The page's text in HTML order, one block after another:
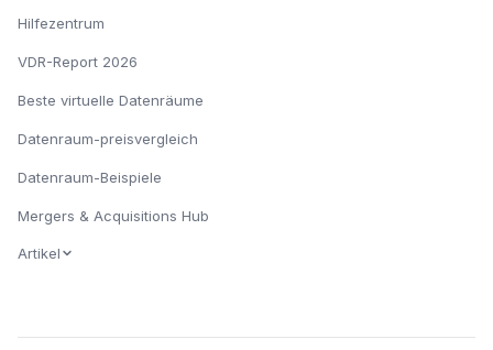
Hilfezentrum
VDR-Report 2026
Beste virtuelle Datenräume
Datenraum-preisvergleich
Datenraum-Beispiele
Mergers & Acquisitions Hub
Artikel